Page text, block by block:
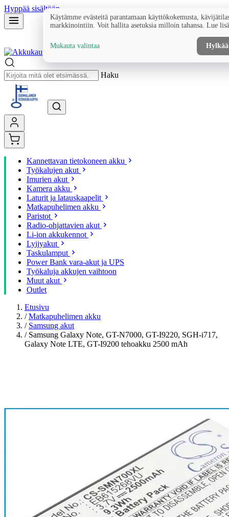
Hyppää sisältöön
Haku
Kannettavan tietokoneen akku
Työkalujen akut
Imurien akut
Kamera akku
Laturit ja latauskaapelit
Matkapuhelimen akku
Paristot
Radio-ohjattavien akut
Li-ion akkukennot
Lyijyakut
Taskulamput
Power Bank vara-akut ja UPS
Työkaluja akkujen vaihtoon
Muut akut
Outlet
Etusivu
/ Matkapuhelimen akku
/ Samsung akut
/ Samsung Galaxy Note, GT-N7000, GT-I9220, SGH-i717,
Galaxy Note LTE, GT-I9200 tehoakku 2500 mAh
Käytämme evästeitä parantamaan käyttökokemusta,
markkinointiin. Voit hallita asetuksia milloin tahansa. Lue
Mukauta valintaa Hylkää